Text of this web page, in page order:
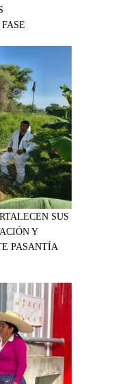
SUS
Y
PASANTÍA